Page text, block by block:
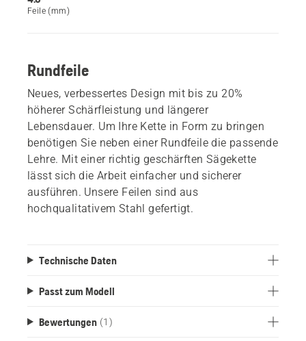
Feile (mm)
Rundfeile
Neues, verbessertes Design mit bis zu 20%
höherer Schärfleistung und längerer
Lebensdauer. Um Ihre Kette in Form zu bringen
benötigen Sie neben einer Rundfeile die passende
Lehre. Mit einer richtig geschärften Sägekette
lässt sich die Arbeit einfacher und sicherer
ausführen. Unsere Feilen sind aus
hochqualitativem Stahl gefertigt.
Technische Daten
Passt zum Modell
Bewertungen (1)